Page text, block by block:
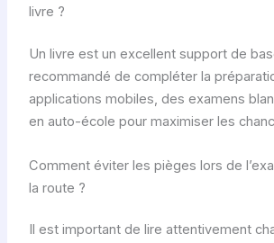
livre ?
Un livre est un excellent support de
recommandé de compléter la
applications mobiles, des examens
en auto-école pour maximiser les
Comment éviter les pièges lors de
la route ?
Il est important de lire attentivement